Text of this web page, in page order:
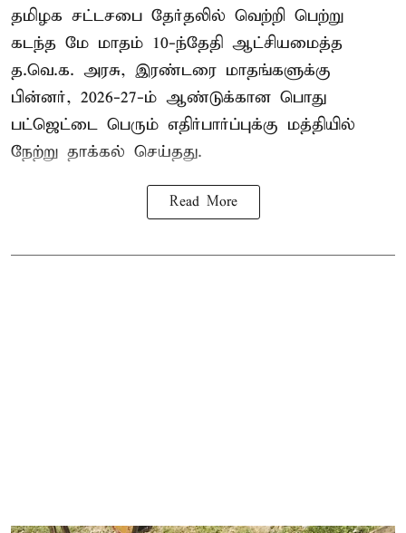
தமிழக சட்டசபை தேர்தலில் வெற்றி பெற்று
கடந்த மே மாதம் 10-ந்தேதி ஆட்சியமைத்த
த.வெ.க. அரசு, இரண்டரை மாதங்களுக்கு
பின்னர், 2026-27-ம் ஆண்டுக்கான பொது
பட்ஜெட்டை பெரும் எதிர்பார்ப்புக்கு மத்தியில்
நேற்று தாக்கல் செய்தது.
Read More